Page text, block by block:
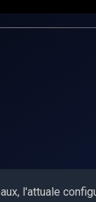
l'attuale